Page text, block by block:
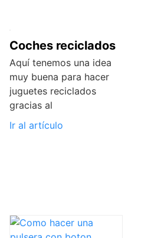
Coches reciclados
Aquí tenemos una idea
muy buena para hacer
juguetes reciclados
gracias al
Ir al artículo